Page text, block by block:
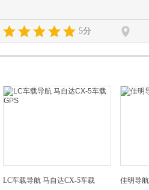
5分
LC车载导航 马自达CX-5车载 佳明导